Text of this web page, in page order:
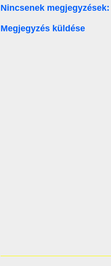
Nincsenek megjegyzések:
Megjegyzés küldése